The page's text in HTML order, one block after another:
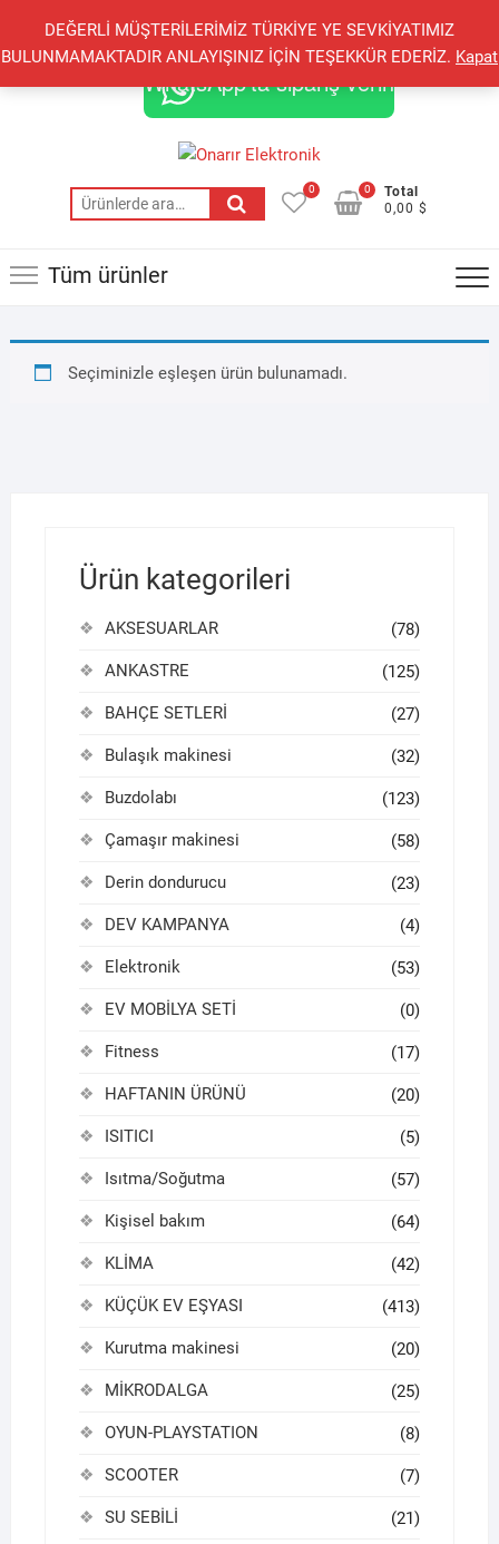
DEĞERLİ MÜŞTERİLERİMİZ TÜRKİYE YE SEVKİYATIMIZ
BULUNMAMAKTADIR ANLAYIŞINIZ İÇİN TEŞEKKÜR EDERİZ. Kapat
content
+90 548 821 78 85 +90 548 855 25 53
onarirelektronik@gmail.com
WhatsApp'ta sipariş verin
Ara:
0
Total
0,00 $
0
Tüm ürünler
Seçiminizle eşleşen ürün bulunamadı.
Ürün kategorileri
AKSESUARLAR (78)
ANKASTRE (125)
BAHÇE SETLERİ (27)
Bulaşık makinesi (32)
Buzdolabı (123)
Çamaşır makinesi (58)
Derin dondurucu (23)
DEV KAMPANYA (4)
Elektronik (53)
EV MOBİLYA SETİ (0)
Fitness (17)
HAFTANIN ÜRÜNÜ (20)
ISITICI (5)
Isıtma/Soğutma (57)
Kişisel bakım (64)
KLİMA (42)
KÜÇÜK EV EŞYASI (413)
Kurutma makinesi (20)
MİKRODALGA (25)
OYUN-PLAYSTATION (8)
SCOOTER (7)
SU SEBİLİ (21)